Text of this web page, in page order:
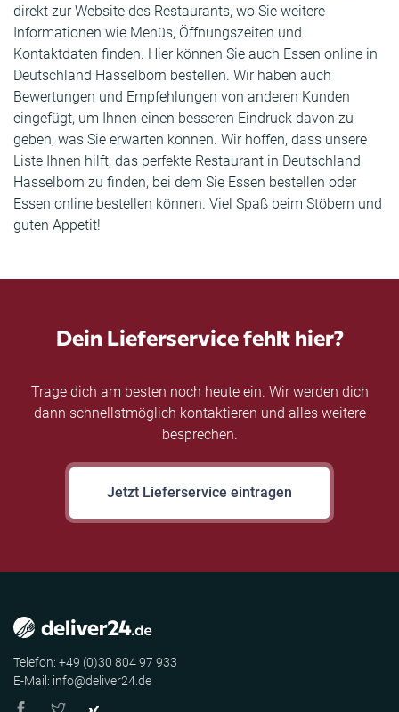
direkt zur Website des Restaurants, wo Sie weitere
Informationen wie Menüs, Öffnungszeiten und
Kontaktdaten finden. Hier können Sie auch Essen online in
Deutschland Hasselborn bestellen. Wir haben auch
Bewertungen und Empfehlungen von anderen Kunden
eingefügt, um Ihnen einen besseren Eindruck davon zu
geben, was Sie erwarten können. Wir hoffen, dass unsere
Liste Ihnen hilft, das perfekte Restaurant in Deutschland
Hasselborn zu finden, bei dem Sie Essen bestellen oder
Essen online bestellen können. Viel Spaß beim Stöbern und
guten Appetit!
Dein Lieferservice fehlt hier?
Trage dich am besten noch heute ein. Wir werden dich
dann schnellstmöglich kontaktieren und alles weitere
besprechen.
Jetzt Lieferservice eintragen
Telefon: +49 (0)30 804 97 933
E-Mail: info@deliver24.de